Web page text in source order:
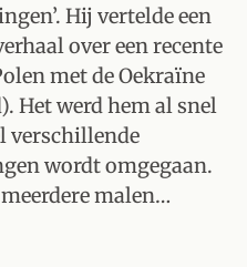
Hij vertelde een
over een recente
met de Oekraïne
Het werd hem al snel
verschillende
wordt omgegaan.
malen…